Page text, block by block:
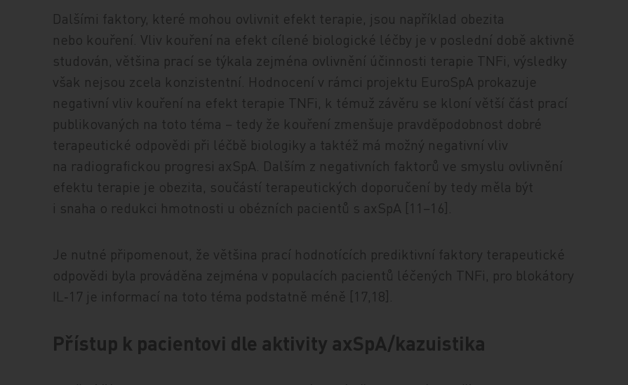
Dalšími faktory, které mohou ovlivnit efekt terapie, jsou například obezita
nebo kouření. Vliv kouření na efekt cílené biologické léčby je v poslední době aktivně
studován, většina prací se týkala zejména ovlivnění účinnosti terapie TNFi, výsledky
však nejsou zcela konzistentní. Hodnocení v rámci projektu EuroSpA prokazuje
negativní vliv kouření na efekt terapie TNFi, k témuž závěru se kloní větší část prací
publikovaných na toto téma − tedy že kouření zmenšuje pravděpodobnost dobré
terapeutické odpovědi při léčbě biologiky a taktéž má možný negativní vliv
na radiografickou progresi axSpA. Dalším z negativních faktorů ve smyslu ovlivnění
efektu terapie je obezita, součástí terapeutických doporučení by tedy měla být
i snaha o redukci hmotnosti u obézních pacientů s axSpA [11−16].
Je nutné připomenout, že většina prací hodnotících prediktivní faktory terapeutické
odpovědi byla prováděna zejména v populacích pacientů léčených TNFi, pro blokátory
IL‑17 je informací na toto téma podstatně méně [17,18].
Přístup k pacientovi dle aktivity axSpA/kazuistika